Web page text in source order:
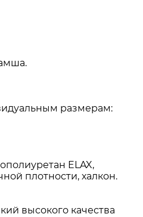
размерам:
ELAX,
плотности, халкон.
высокого качества